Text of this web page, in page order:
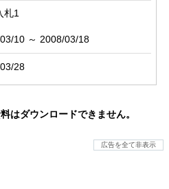
札1
10 ～ 2008/03/18
28
はダウンロードできません。
広告を全て非表示